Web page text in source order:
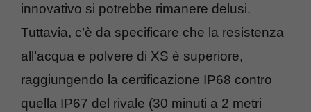
innovativo si potrebbe rimanere delusi.
Tuttavia, c’è da specificare che la resistenza
all’acqua e polvere di XS è superiore,
raggiungendo la certificazione IP68 contro
quella IP67 del rivale (30 minuti a 2 metri